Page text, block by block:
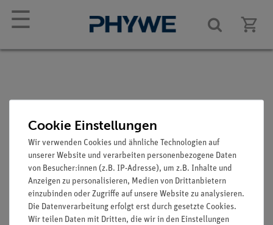
☰
Isolierschaum für
Schraubglas 40 ml
Artikel-Nr.: 04410-00
Cookie Einstellungen
Wir verwenden Cookies und ähnliche Technologien auf
unserer Website und verarbeiten personenbezogene Daten
von Besucher:innen (z.B. IP-Adresse), um z.B. Inhalte und
Anzeigen zu personalisieren, Medien von Drittanbietern
einzubinden oder Zugriffe auf unsere Website zu analysieren.
Die Datenverarbeitung erfolgt erst durch gesetzte Cookies.
Wir teilen Daten mit Dritten, die wir in den Einstellungen